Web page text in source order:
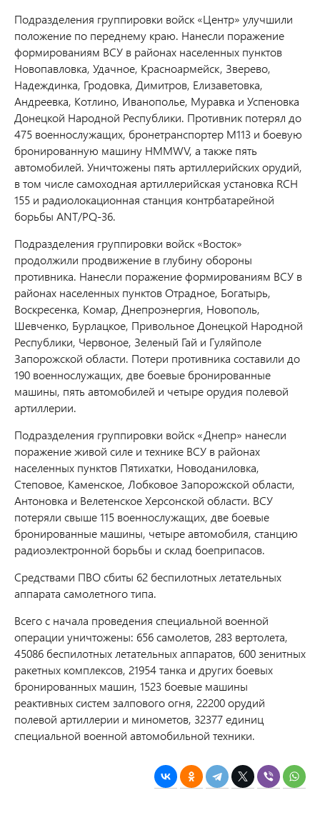
Подразделения группировки войск «Центр» улучшили
положение по переднему краю. Нанесли поражение
формированиям ВСУ в районах населенных пунктов
Новопавловка, Удачное, Красноармейск, Зверево,
Надеждинка, Гродовка, Димитров, Елизаветовка,
Андреевка, Котлино, Иванополье, Муравка и Успеновка
Донецкой Народной Республики. Противник потерял до
475 военнослужащих, бронетранспортер М113 и боевую
бронированную машину HMMWV, а также пять
автомобилей. Уничтожены пять артиллерийских орудий,
в том числе самоходная артиллерийская установка RCH
155 и радиолокационная станция контрбатарейной
борьбы ANT/PQ-36.
Подразделения группировки войск «Восток»
продолжили продвижение в глубину обороны
противника. Нанесли поражение формированиям ВСУ в
районах населенных пунктов Отрадное, Богатырь,
Воскресенка, Комар, Днепроэнергия, Новополь,
Шевченко, Бурлацкое, Привольное Донецкой Народной
Республики, Червоное, Зеленый Гай и Гуляйполе
Запорожской области. Потери противника составили до
190 военнослужащих, две боевые бронированные
машины, пять автомобилей и четыре орудия полевой
артиллерии.
Подразделения группировки войск «Днепр» нанесли
поражение живой силе и технике ВСУ в районах
населенных пунктов Пятихатки, Новоданиловка,
Степовое, Каменское, Лобковое Запорожской области,
Антоновка и Велетенское Херсонской области. ВСУ
потеряли свыше 115 военнослужащих, две боевые
бронированные машины, четыре автомобиля, станцию
радиоэлектронной борьбы и склад боеприпасов.
Средствами ПВО сбиты 62 беспилотных летательных
аппарата самолетного типа.
Всего с начала проведения специальной военной
операции уничтожены: 656 самолетов, 283 вертолета,
45086 беспилотных летательных аппаратов, 600 зенитных
ракетных комплексов, 21954 танка и других боевых
бронированных машин, 1523 боевые машины
реактивных систем залпового огня, 22200 орудий
полевой артиллерии и минометов, 32377 единиц
специальной военной автомобильной техники.